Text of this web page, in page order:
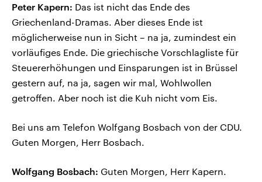
Peter Kapern: Das ist nicht das Ende des
Griechenland-Dramas. Aber dieses Ende ist
möglicherweise nun in Sicht – na ja, zumindest ein
vorläufiges Ende. Die griechische Vorschlagliste für
Steuererhöhungen und Einsparungen ist in Brüssel
gestern auf, na ja, sagen wir mal, Wohlwollen
getroffen. Aber noch ist die Kuh nicht vom Eis.
Bei uns am Telefon Wolfgang Bosbach von der CDU.
Guten Morgen, Herr Bosbach.
Wolfgang Bosbach: Guten Morgen, Herr Kapern.